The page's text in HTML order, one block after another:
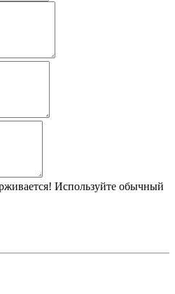
Используйте обычный